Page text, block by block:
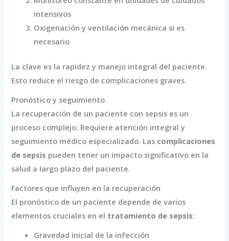
intensivos
Oxigenación y ventilación mecánica si es
necesario
La clave es la rapidez y manejo integral del paciente.
Esto reduce el riesgo de complicaciones graves.
Pronóstico y seguimiento
La recuperación de un paciente con sepsis es un
proceso complejo. Requiere atención integral y
seguimiento médico especializado. Las complicaciones
de sepsis pueden tener un impacto significativo en la
salud a largo plazo del paciente.
Factores que influyen en la recuperación
El pronóstico de un paciente depende de varios
elementos cruciales en el tratamiento de sepsis:
Gravedad inicial de la infección